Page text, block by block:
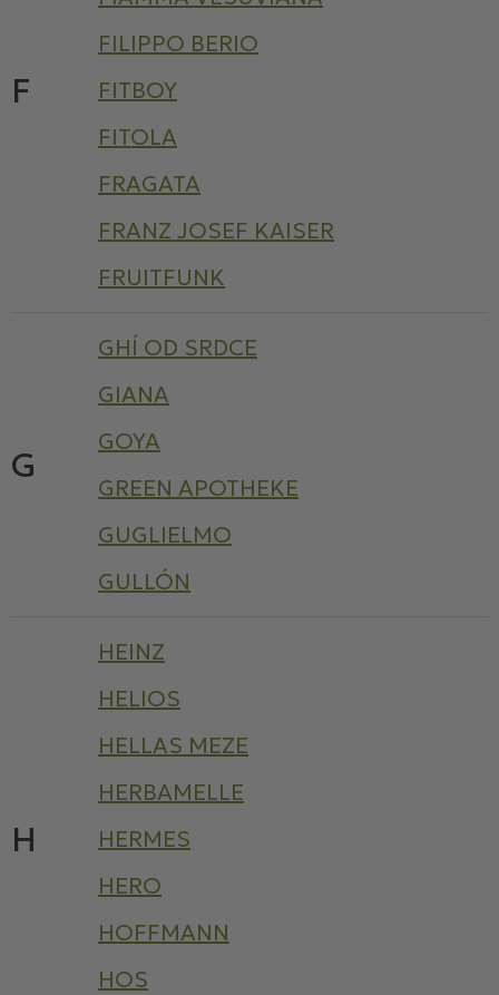
F
FILIPPO BERIO
FITBOY
FITOLA
FRAGATA
FRANZ JOSEF KAISER
FRUITFUNK
G
GHÍ OD SRDCE
GIANA
GOYA
GREEN APOTHEKE
GUGLIELMO
GULLÓN
H
HEINZ
HELIOS
HELLAS MEZE
HERBAMELLE
HERMES
HERO
HOFFMANN
HOS